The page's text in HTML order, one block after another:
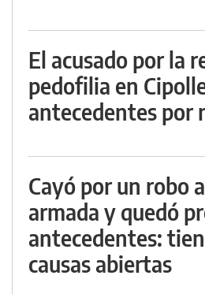
El acusado por la
pedofilia en
antecedentes por
Cayó por un robo
armada y quedó
antecedentes:
causas abiertas